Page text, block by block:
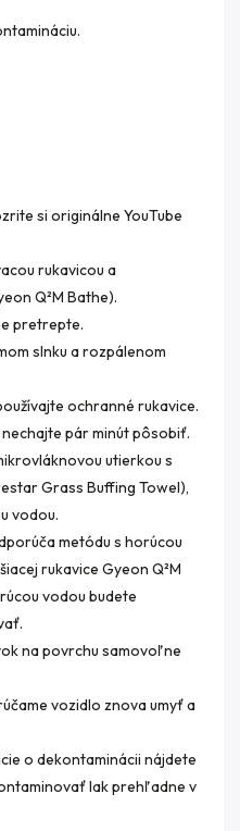
si originálne YouTube
rukavicou a
Q²M Bathe).
pretrepte.
slnku a rozpálenom
ochranné rukavice.
pár minút pôsobiť.
utierkou s
Grass Buffing Towel),
vodou.
metódu s horúcou
rukavice Gyeon Q²M
vodou budete
na povrchu samovoľne
vozidlo znova umyť a
o dekontaminácii nájdete
lak prehľadne v